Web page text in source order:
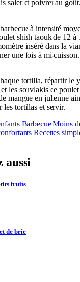
saler et poivrer au
à intensité
shish taouk de 12 à
inséré dans la
une fois à mi-cuisson.
tortilla, répartir le
et les souvlakis de
mangue en julienne
les tortillas et servir.
Barbecue Moins
Recettes
aussi
fruits
de brie